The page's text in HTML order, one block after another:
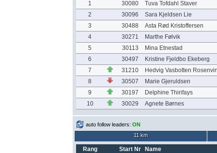
1 30080
Tuva Tofdahl Staver
2
30096
Sara Kjeldsen Lie
3
30488
Asta Rød Kristoffersen
4
30271
Marthe Følvik
5
30113
Mina Etnestad
6
30497
Kristine Fjeldbo Ekeberg
7
31210
Hedvig Vasbotten
8
30507
Marie Gjeruldsen
9
30197
Delphine Thirifays
10
30029 Agnete Børnes
auto follow leaders: ON
11 km
Rang Start Nr Name